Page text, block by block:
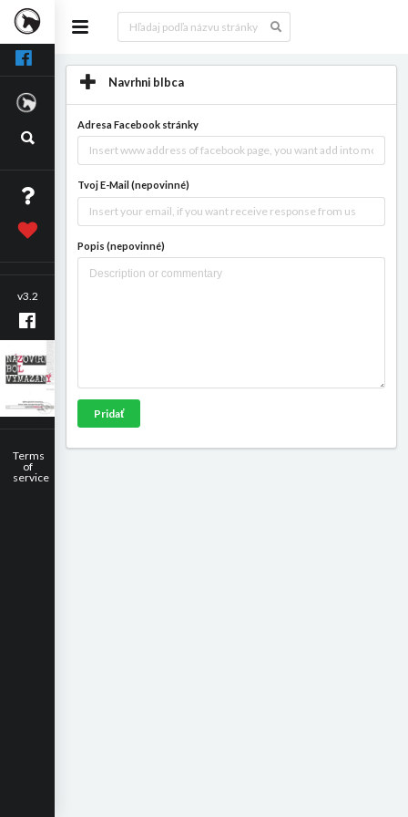
v3.2
Terms
of
service
Navrhni blbca
Adresa Facebook stránky
Tvoj E-Mail (nepovinné)
Popis (nepovinné)
Pridať